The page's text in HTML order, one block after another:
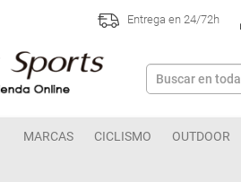
Entrega en 24/72h
MARCAS CICLISMO OUTDOOR